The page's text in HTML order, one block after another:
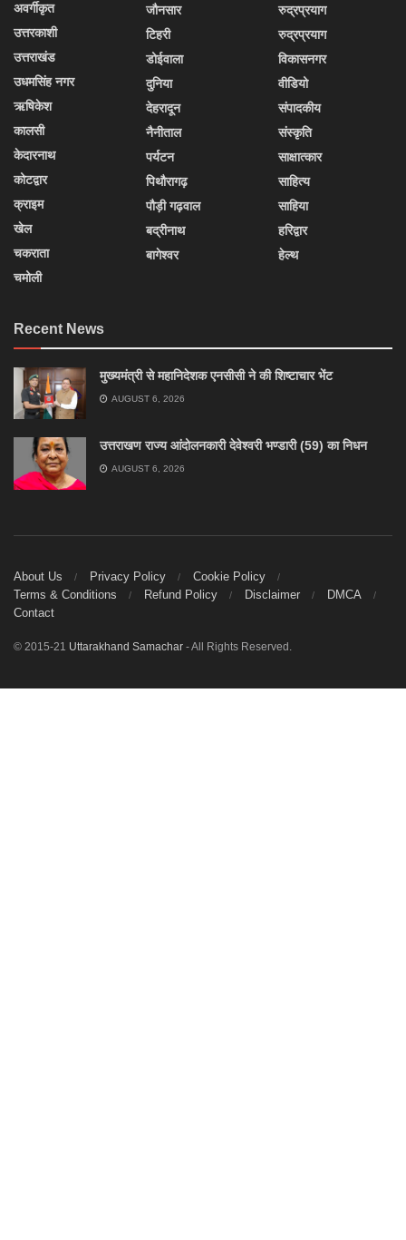
अवर्गीकृत
उत्तरकाशी
उत्तराखंड
उधमसिंह नगर
ऋषिकेश
कालसी
केदारनाथ
कोटद्वार
क्राइम
खेल
चकराता
चमोली
जौनसार
टिहरी
डोईवाला
दुनिया
देहरादून
नैनीताल
पर्यटन
पिथौरागढ़
पौड़ी गढ़वाल
बद्रीनाथ
बागेश्वर
रुद्रप्रयाग
रुद्रप्रयाग
विकासनगर
वीडियो
संपादकीय
संस्कृति
साक्षात्कार
साहित्य
साहिया
हरिद्वार
हेल्थ
Recent News
मुख्यमंत्री से महानिदेशक एनसीसी ने की शिष्टाचार भेंट
AUGUST 6, 2026
उत्तराखण राज्य आंदोलनकारी देवेश्वरी भण्डारी (59) का निधन
AUGUST 6, 2026
About Us Privacy Policy
Cookie Policy
Terms & Conditions
Refund Policy Disclaimer
DMCA
Contact
© 2015-21 Uttarakhand Samachar - All Rights Reserved.